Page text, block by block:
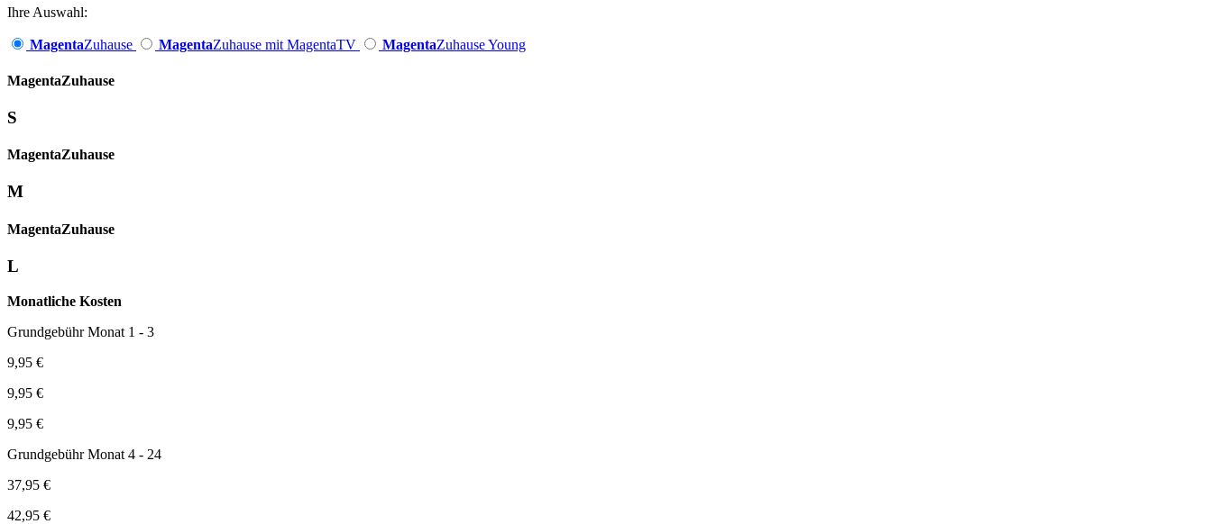
Ihre Auswahl:
MagentaZuhause MagentaZuhause mit MagentaTV MagentaZuhause Young
Magenta­Zuhause
S
Magenta­Zuhause
M
Magenta­Zuhause
L
Monatliche Kosten
Grundgebühr Monat 1 - 3
9,95 €
9,95 €
9,95 €
Grundgebühr Monat 4 - 24
37,95 €
42,95 €